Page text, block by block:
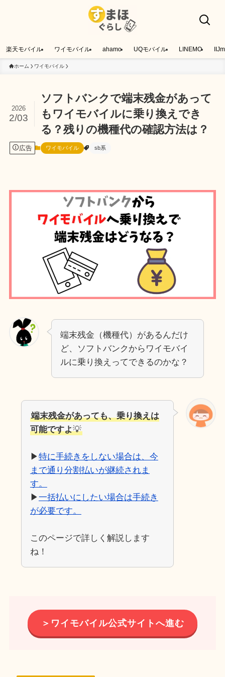
楽天モバイル ワイモバイル ahamo UQモバイル LINEMO
ホーム ワイモバイル
ソフトバンクで端末残金があって
もワイモバイルに乗り換えでき
る？残りの機種代の確認方法は？
2026
2/03
広告 ワイモバイル sb系
端末残金（機種代）があるんだけ
ど、ソフトバンクからワイモバイ
ルに乗り換えってできるのかな？
端末残金があっても、乗り換えは
可能ですよ💡
▶︎特に手続きをしない場合は、今
まで通り分割払いが継続されま
す。
▶︎一括払いにしたい場合は手続き
が必要です。
このページで詳しく解説します
ね！
＞ワイモバイル公式サイトへ進む